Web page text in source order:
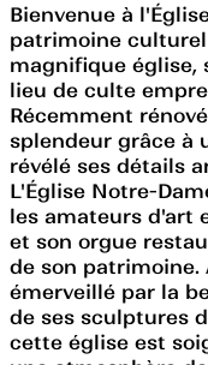
Bienvenue à
patrimoine culturel
magnifique église,
lieu de culte
Récemment
splendeur grâce à
révélé ses détails
L'Église Notre-
les amateurs d'art
et son orgue
de son patrimoine.
émerveillé par la
de ses sculptures
cette église est